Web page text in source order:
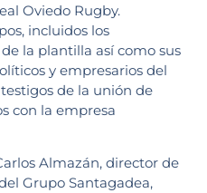
Oviedo Rugby.
incluidos los
la plantilla así como sus
y empresarios del
de la unión de
con la empresa
Almazán, director de
Grupo Santagadea,